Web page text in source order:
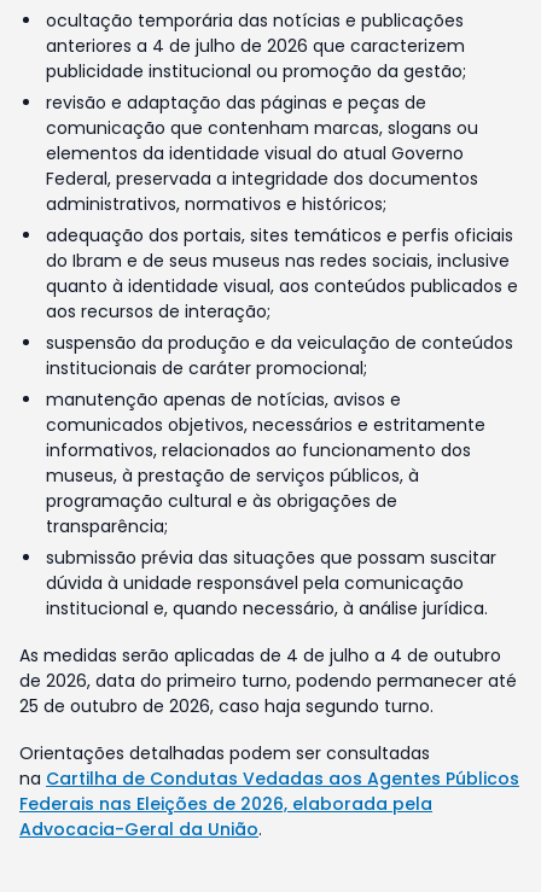
ocultação temporária das notícias e publicações
anteriores a 4 de julho de 2026 que caracterizem
publicidade institucional ou promoção da gestão;
revisão e adaptação das páginas e peças de
comunicação que contenham marcas, slogans ou
elementos da identidade visual do atual Governo
Federal, preservada a integridade dos documentos
administrativos, normativos e históricos;
adequação dos portais, sites temáticos e perfis oficiais
do Ibram e de seus museus nas redes sociais, inclusive
quanto à identidade visual, aos conteúdos publicados e
aos recursos de interação;
suspensão da produção e da veiculação de conteúdos
institucionais de caráter promocional;
manutenção apenas de notícias, avisos e
comunicados objetivos, necessários e estritamente
informativos, relacionados ao funcionamento dos
museus, à prestação de serviços públicos, à
programação cultural e às obrigações de
transparência;
submissão prévia das situações que possam suscitar
dúvida à unidade responsável pela comunicação
institucional e, quando necessário, à análise jurídica.
As medidas serão aplicadas de 4 de julho a 4 de outubro
de 2026, data do primeiro turno, podendo permanecer até
25 de outubro de 2026, caso haja segundo turno.
Orientações detalhadas podem ser consultadas
na Cartilha de Condutas Vedadas aos Agentes Públicos
Federais nas Eleições de 2026, elaborada pela
Advocacia-Geral da União.